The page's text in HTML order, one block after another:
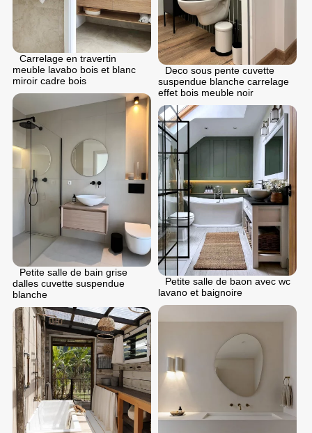
Deco sous pente cuvette
suspendue blanche carrelage
effet bois meuble noir
Carrelage en travertin
meuble lavabo bois et blanc
miroir cadre bois
Petite salle de bain grise
dalles cuvette suspendue
blanche
Petite salle de baon avec wc
lavano et baignoire